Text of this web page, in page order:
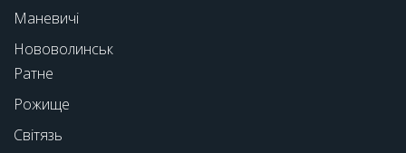
Маневичі
Нововолинськ
Ратне
Рожище
Світязь